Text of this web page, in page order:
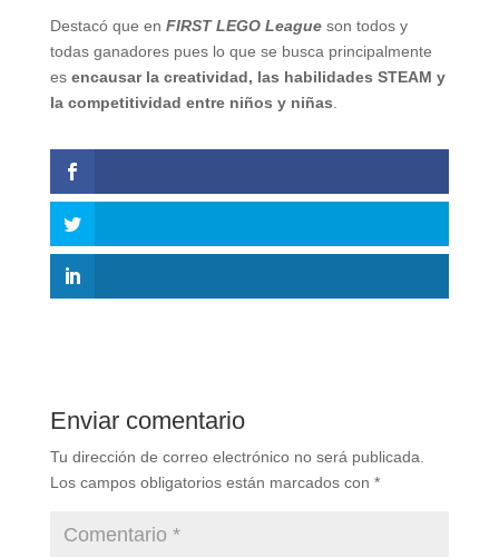
Destacó que en FIRST LEGO Leagueson todos y
todas ganadores pues lo que se busca principalmente
es encausar la creatividad, las habilidades STEAM y
la competitividad entre niños y niñas
Enviar comentario
Tu dirección de correo electrónico no será publicada.
Los campos obligatorios están marcados con *